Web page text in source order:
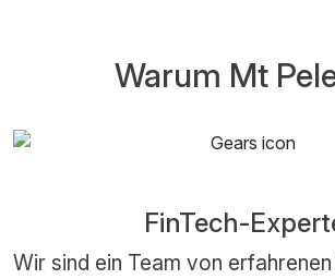
Warum Mt
FinTech-
Wir sind ein Team von